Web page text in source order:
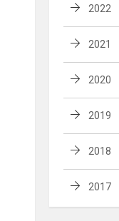
2022
2021
2020
2019
2018
2017